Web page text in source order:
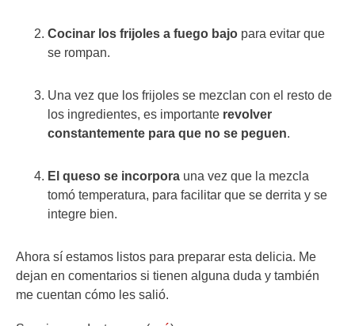
Cocinar los frijoles a fuego bajo para evitar que
se rompan.
Una vez que los frijoles se mezclan con el resto de
los ingredientes, es importante revolver
constantemente para que no se peguen.
El queso se incorpora una vez que la mezcla
tomó temperatura, para facilitar que se derrita y se
integre bien.
Ahora sí estamos listos para preparar esta delicia. Me
dejan en comentarios si tienen alguna duda y también
me cuentan cómo les salió.